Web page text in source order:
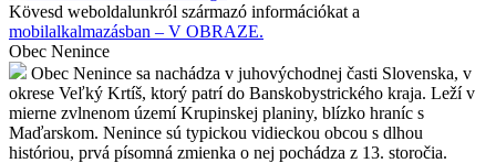
Kövesd weboldalunkról származó információkat a
mobilalkalmazásban – V OBRAZE.
Obec Nenince
Obec Nenince sa nachádza v juhovýchodnej časti Slovenska, v
okrese Veľký Krtíš, ktorý patrí do Banskobystrického kraja. Leží v
mierne zvlnenom území Krupinskej planiny, blízko hraníc s
Maďarskom. Nenince sú typickou vidieckou obcou s dlhou
históriou, prvá písomná zmienka o nej pochádza z 13. storočia.